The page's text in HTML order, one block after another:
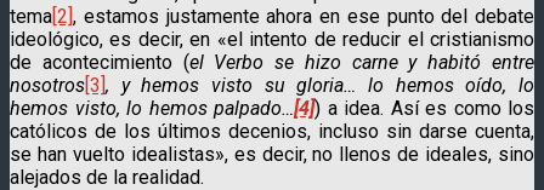
tema[2], estamos justamente ahora en ese punto del debate
ideológico, es decir, en «el intento de reducir el cristianismo
de acontecimiento (el Verbo se hizo carne y habitó entre
nosotros[3], y hemos visto su gloria… lo hemos oído, lo
hemos visto, lo hemos palpado…[4]) a idea. Así es como los
católicos de los últimos decenios, incluso sin darse cuenta,
se han vuelto idealistas», es decir, no llenos de ideales, sino
alejados de la realidad.